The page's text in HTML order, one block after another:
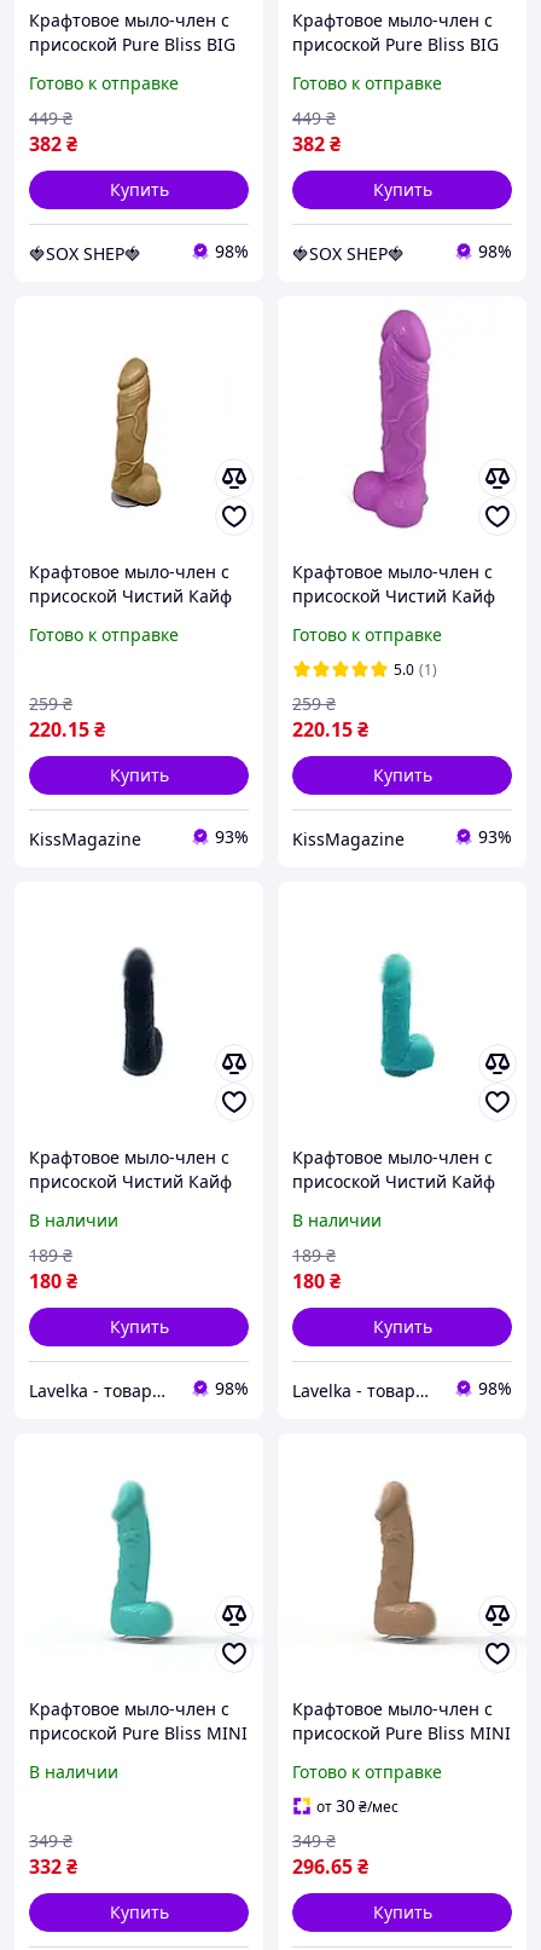
Крафтовое мыло-член с
присоской Pure Bliss BIG
Готово к отправке
382₴
449 ₴
Купить
🍓SOX SHEP🍓 98%
Крафтовое мыло-член с
присоской Pure Bliss BIG
Готово к отправке
382₴
449 ₴
Купить
🍓SOX SHEP🍓 98%
Крафтовое мыло-член с
присоской Чистий Кайф
Готово к отправке
220.15₴
259 ₴
Купить
KissMagazine 93%
Крафтовое мыло-член с
присоской Чистий Кайф
Готово к отправке
5.0 (1)
220.15₴
259 ₴
Купить
KissMagazine 93%
Крафтовое мыло-член с
присоской Чистий Кайф
В наличии
180₴
189 ₴
Купить
Lavelka - товары для удовольствия 98%
Крафтовое мыло-член с
присоской Чистий Кайф
натуральное
В наличии
180₴
189 ₴
Купить
Lavelka - товары для удовольствия 98%
Крафтовое мыло-член с
присоской Pure Bliss MINI
В наличии
332₴
349 ₴
Купить
Крафтовое мыло-член с
присоской Pure Bliss MINI
Готово к отправке
от30₴/мес
296.65₴
349 ₴
Купить